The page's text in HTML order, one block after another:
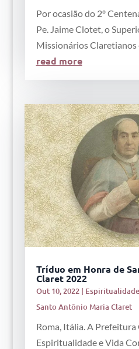
Por ocasião do 2º
Pe. Jaime Clotet, o
Missionários Claretianos
read more
Tríduo em Honra de
Claret 2022
Out 10, 2022|
Santo Antônio Maria Claret
Roma, Itália. A Prefeitura
Espiritualidade e Vida